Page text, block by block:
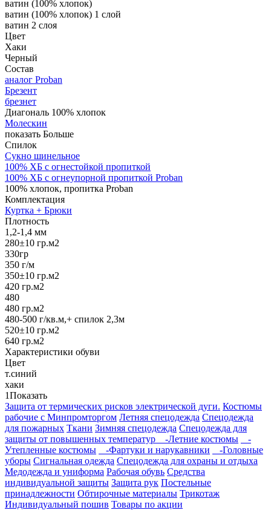
ватин (100% хлопок)
ватин (100% хлопок) 1 слой
ватин 2 слоя
Цвет
Хаки
Черный
Состав
аналог Proban
Брезент
брезнет
Диагональ 100% хлопок
Молескин
показать Больше
Спилок
Сукно шинельное
100% ХБ с огнестойкой пропиткой
100% ХБ с огнеупорной пропиткой Proban
100% хлопок, пропитка Proban
Комплектация
Куртка + Брюки
Плотность
1,2-1,4 мм
280±10 гр.м2
330гр
350 г/м
350±10 гр.м2
420 гр.м2
480
480 гр.м2
480-500 г/кв.м,+ спилок 2,3м
520±10 гр.м2
640 гр.м2
Характеристики обуви
Цвет
т.синий
хаки
1Показать
Защита от термических рисков электрической дуги. Костюмы
рабочие с Минпромторгом Летняя спецодежда Спецодежда
для пожарных Ткани Зимняя спецодежда Спецодежда для
защиты от повышенных температур
-Летние костюмы
-
Утепленные костюмы
-Фартуки и нарукавники
-Головные
уборы Сигнальная одежда Спецодежда для охраны и отдыха
Медодежда и униформа Рабочая обувь Средства
индивидуальной защиты Защита рук Постельные
принадлежности Обтирочные материалы Трикотаж
Индивидуальный пошив Товары по акции